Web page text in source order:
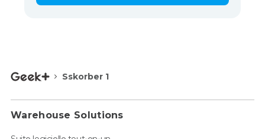
Sskorber 1
Warehouse Solutions